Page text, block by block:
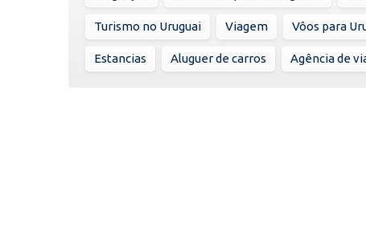
Turismo no Uruguai Viagem Vôos para
Estancias Aluguer de carros Agência de